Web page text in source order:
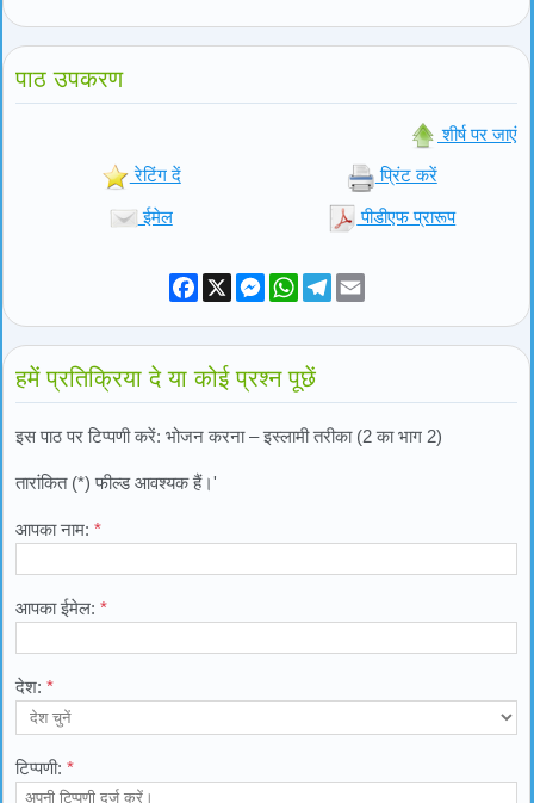
पाठ उपकरण
शीर्ष पर जाएं
रेटिंग दें प्रिंट करें
ईमेल पीडीएफ प्रारूप
Facebook
X Messenger
WhatsApp
Telegram
हमें प्रतिक्रिया दे या कोई प्रश्न पूछें
इस पाठ पर टिप्पणी करें: भोजन करना – इस्लामी तरीका (2 का भाग 2)
तारांकित (*) फील्ड आवश्यक हैं।'
आपका नाम: *
आपका ईमेल: *
देश: *
टिप्पणी: *